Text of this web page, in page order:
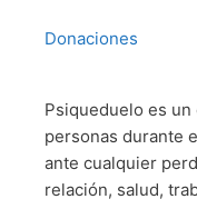
Donaciones
Psiqueduelo es un
personas durante
ante cualquier
relación, salud,